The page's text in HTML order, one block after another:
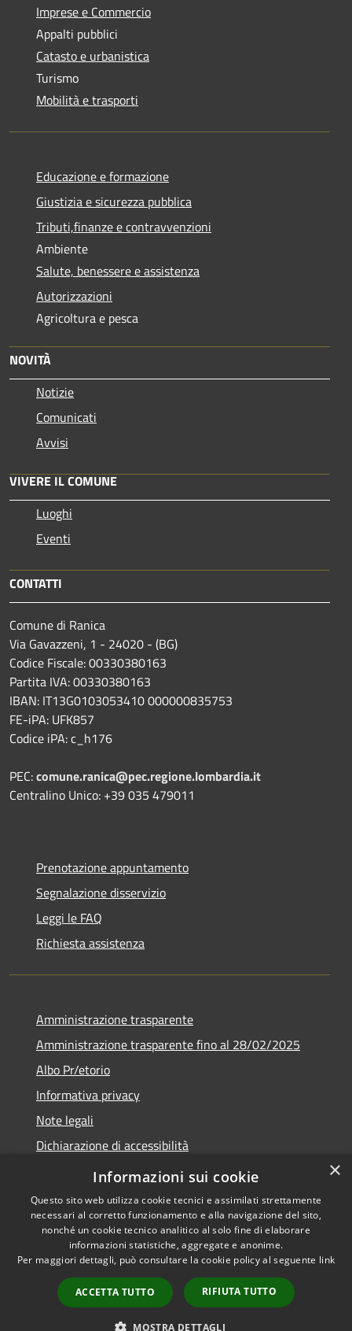
Imprese e Commercio
Appalti pubblici
Catasto e urbanistica
Turismo
Mobilità e trasporti
Educazione e formazione
Giustizia e sicurezza pubblica
Tributi,finanze e contravvenzioni
Ambiente
Salute, benessere e assistenza
Autorizzazioni
Agricoltura e pesca
NOVITÀ
Notizie
Comunicati
Avvisi
VIVERE IL COMUNE
Luoghi
Eventi
CONTATTI
Comune di Ranica
Via Gavazzeni, 1 - 24020 - (BG)
Codice Fiscale: 00330380163
Partita IVA: 00330380163
IBAN: IT13G0103053410 000000835753
FE-iPA: UFK857
Codice iPA: c_h176
PEC:comune.ranica@pec.regione.lombardia.it
Centralino Unico: +39 035 479011
Prenotazione appuntamento
Segnalazione disservizio
Leggi le FAQ
Richiesta assistenza
Amministrazione trasparente
Amministrazione trasparente fino al 28/02/2025
Albo Pr/etorio
Informativa privacy
Note legali
Dichiarazione di accessibilità
Obiettivi di accessibilità
Accessibilità
Copyright © 2026 • Comune di
Ranica • Powered by
Municipium•
Accesso
redazione
×
Informazioni sui cookie
Questo sito web utilizza cookie tecnici e assimilati strettamente
necessari al corretto funzionamento e alla navigazione del sito,
nonché un cookie tecnico analitico al solo fine di elaborare
informazioni statistiche, aggregate e anonime.
Per maggiori dettagli, può consultare la cookie policy al seguente link
ACCETTA TUTTO RIFIUTA TUTTO
MOSTRA DETTAGLI